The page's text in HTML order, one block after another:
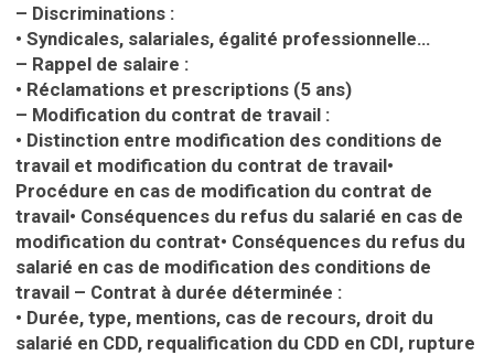
– Discriminations :
• Syndicales, salariales, égalité professionnelle…
– Rappel de salaire :
• Réclamations et prescriptions (5 ans)
– Modification du contrat de travail :
• Distinction entre modification des conditions de
travail et modification du contrat de travail•
Procédure en cas de modification du contrat de
travail• Conséquences du refus du salarié en cas de
modification du contrat• Conséquences du refus du
salarié en cas de modification des conditions de
travail – Contrat à durée déterminée :
• Durée, type, mentions, cas de recours, droit du
salarié en CDD, requalification du CDD en CDI, rupture